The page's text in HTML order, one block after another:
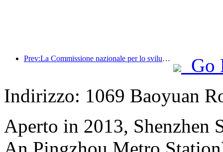
Prev:La Commissione nazionale per lo sviluppo e la riforma ha pubblicato il primo lotto di 49 destinazioni sportive all'aperto di alta qualità
Go
Indirizzo: 1069 Baoyuan
Aperto in 2013, Shenzhen